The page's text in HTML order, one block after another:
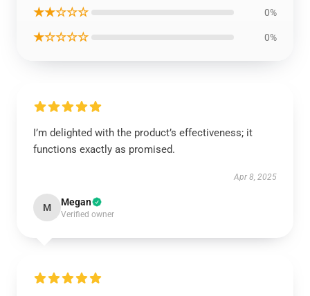
★★☆☆☆ 0%
★☆☆☆☆ 0%
I’m delighted with the product’s effectiveness; it
functions exactly as promised.
Apr 8, 2025
M Megan
Verified owner